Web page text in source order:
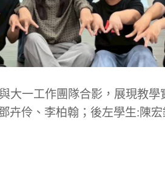
大一工作團隊合影，展現教學
卉伶、李柏翰；後左學生:陳